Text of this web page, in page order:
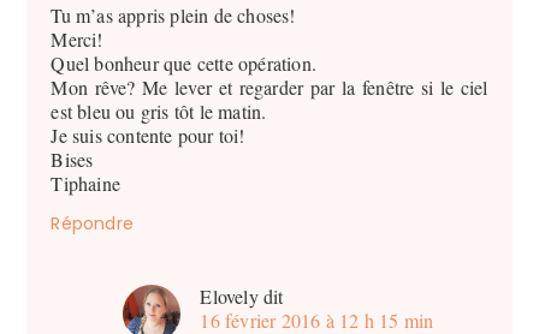
Tu m’as appris plein de choses!
Merci!
Quel bonheur que cette opération.
Mon rêve? Me lever et regarder par la fenêtre si le ciel
est bleu ou gris tôt le matin.
Je suis contente pour toi!
Bises
Tiphaine
Répondre
Elovely dit
16 février 2016 à 12 h 15 min